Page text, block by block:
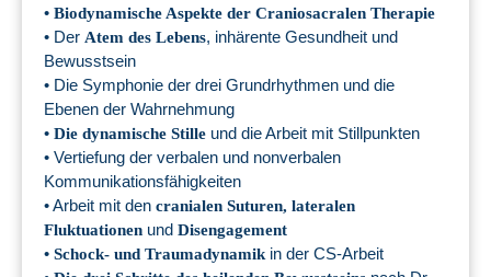
• Biodynamische Aspekte der Craniosacralen Therapie
• Der Atem des Lebens, inhärente Gesundheit und
Bewusstsein
• Die Symphonie der drei Grundrhythmen und die
Ebenen der Wahrnehmung
• Die dynamische Stille und die Arbeit mit Stillpunkten
• Vertiefung der verbalen und nonverbalen
Kommunikationsfähigkeiten
• Arbeit mit den cranialen Suturen, lateralen
Fluktuationen und Disengagement
• Schock- und Traumadynamik in der CS-Arbeit